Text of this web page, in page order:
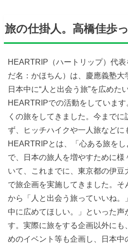
旅の仕掛人。高橋佳歩
HEARTRIP（ハートリップ）代
だ名：かほちん）は、慶應義塾大
日本中に“人と出会う旅”を広めた
HEARTRIPでの活動をしていま
くの旅をしてきました。今までに
ず、ヒッチハイクや一人旅などに
HEARTRIPとは、「心ある旅を
で、日本の旅人を増やすために様
いて、これまでに、東京都の伊豆
で旅企画を実施してきました。そ
から「人と出会う旅っていいね。
中に広めてほしい。」といった声
す。実際に旅をする企画以外にも
めのイベント等も企画し、日本中